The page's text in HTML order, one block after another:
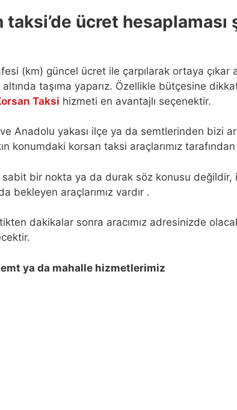
taksi’de ücret hesaplaması
(km) güncel ücret ile çarpılarak ortaya çıkar
altında taşıma yaparız. Özellikle bütçesine
Taksi hizmeti en avantajlı seçenektir.
Anadolu yakası ilçe ya da semtlerinden bizi
konumdaki korsan taksi araçlarımız tarafından
sabit bir nokta ya da durak söz konusu değildir,
bekleyen araçlarımız vardır .
dakikalar sonra aracımız adresinizde
ya da mahalle hizmetlerimiz